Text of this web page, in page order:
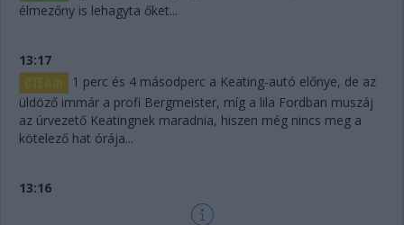
élmezőny is lehagyta őket...
13:17
1 perc és 4 másodperc a Keating-autó előnye, de az
üldöző immár a profi Bergmeister, míg a lila Fordban muszáj
az úrvezető Keatingnek maradnia, hiszen még nincs meg a
kötelező hat órája...
13:16